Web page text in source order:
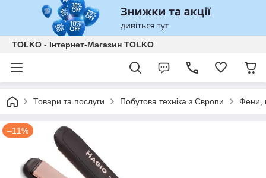
TOLKO - Інтернет-Магазин TOLKO
Товари та послуги Побутова техніка з Європи Фени,
–11%